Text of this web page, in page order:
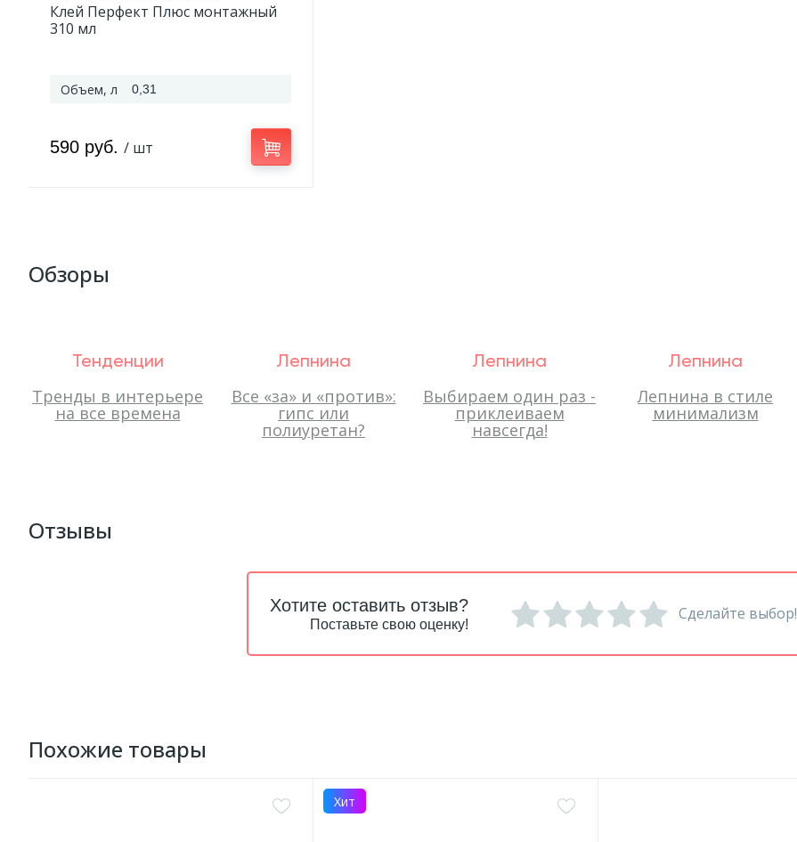
Клей Перфект Плюс монтажный
310 мл
Объем, л 0,31
590 руб. / шт
Обзоры
Тенденции
Тренды в интерьере
на все времена
Лепнина
Все «за» и «против»:
гипс или
полиуретан?
Лепнина
Выбираем один раз -
приклеиваем
навсегда!
Лепнина
Лепнина в стиле
минимализм
Отзывы
Хотите оставить отзыв?
Поставьте свою оценку!
Сделайте выбор!
Похожие товары
Хит